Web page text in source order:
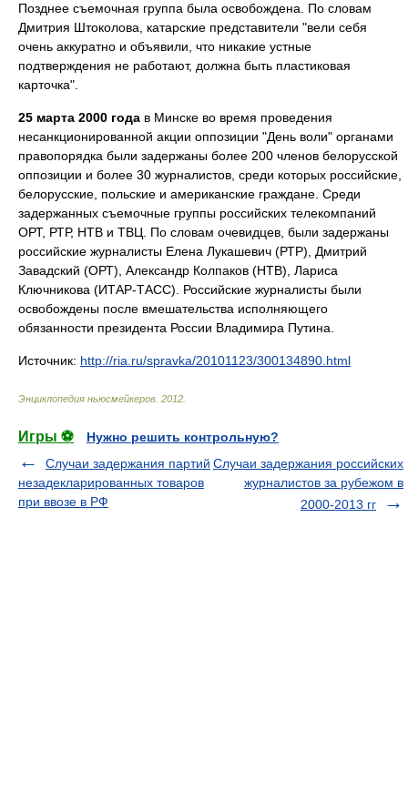
Позднее съемочная группа была освобождена. По словам
Дмитрия Штоколова, катарские представители "вели себя
очень аккуратно и объявили, что никакие устные
подтверждения не работают, должна быть пластиковая
карточка".
25 марта 2000 года в Минске во время проведения
несанкционированной акции оппозиции "День воли" органами
правопорядка были задержаны более 200 членов белорусской
оппозиции и более 30 журналистов, среди которых российские,
белорусские, польские и американские граждане. Среди
задержанных съемочные группы российских телекомпаний
ОРТ, РТР, НТВ и ТВЦ. По словам очевидцев, были задержаны
российские журналисты Елена Лукашевич (РТР), Дмитрий
Завадский (ОРТ), Александр Колпаков (НТВ), Лариса
Ключникова (ИТАР-ТАСС). Российские журналисты были
освобождены после вмешательства исполняющего
обязанности президента России Владимира Путина.
Источник: http://ria.ru/spravka/20101123/300134890.html
Энциклопедия ньюсмейкеров 2012
Игры ⚽
Нужно решить контрольную?
Случаи задержания партий
незадекларированных товаров
при ввозе в РФ
Случаи задержания российских
журналистов за рубежом в
2000-2013 гг